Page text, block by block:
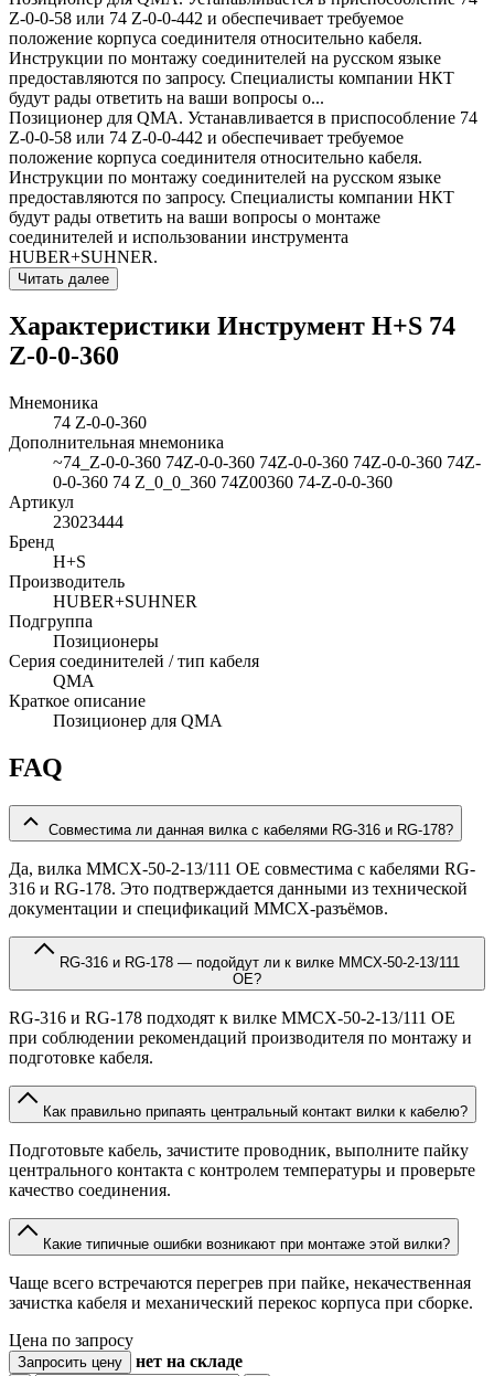
Z-0-0-58 или 74 Z-0-0-442 и обеспечивает требуемое
положение корпуса соединителя относительно кабеля.
Инструкции по монтажу соединителей на русском языке
предоставляются по запросу. Специалисты компании НКТ
будут рады ответить на ваши вопросы о...
Позиционер для QMA. Устанавливается в приспособление 74
Z-0-0-58 или 74 Z-0-0-442 и обеспечивает требуемое
положение корпуса соединителя относительно кабеля.
Инструкции по монтажу соединителей на русском языке
предоставляются по запросу. Специалисты компании НКТ
будут рады ответить на ваши вопросы о монтаже
соединителей и использовании инструмента
HUBER+SUHNER.
Читать далее
Характеристики Инструмент H+S 74
Z-0-0-360
Мнемоника
74 Z-0-0-360
Дополнительная мнемоника
~74_Z-0-0-360 74Z-0-0-360 74Z-0-0-360 74Z-0-0-360 74Z-
0-0-360 74 Z_0_0_360 74Z00360 74-Z-0-0-360
Артикул
23023444
Бренд
H+S
Производитель
HUBER+SUHNER
Подгруппа
Позиционеры
Серия соединителей / тип кабеля
QMA
Краткое описание
Позиционер для QMA
FAQ
Совместима ли данная вилка с кабелями RG-316 и RG-178?
Да, вилка MMCX-50-2-13/111 OE совместима с кабелями RG-
316 и RG-178. Это подтверждается данными из технической
документации и спецификаций MMCX-разъёмов.
OE?
RG-316 и RG-178 подходят к вилке MMCX-50-2-13/111 OE
при соблюдении рекомендаций производителя по монтажу и
подготовке кабеля.
Как правильно припаять центральный контакт вилки к кабелю?
Подготовьте кабель, зачистите проводник, выполните пайку
центрального контакта с контролем температуры и проверьте
качество соединения.
Какие типичные ошибки возникают при монтаже этой вилки?
Чаще всего встречаются перегрев при пайке, некачественная
зачистка кабеля и механический перекос корпуса при сборке.
Цена по запросу
Запросить цену нет на складе